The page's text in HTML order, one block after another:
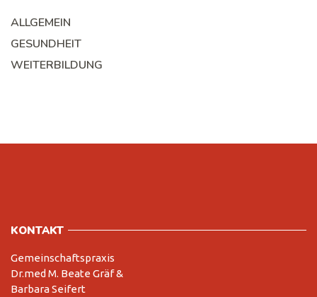
ALLGEMEIN
GESUNDHEIT
WEITERBILDUNG
KONTAKT
Gemeinschaftspraxis
Dr.med M. Beate Gräf &
Barbara Seifert